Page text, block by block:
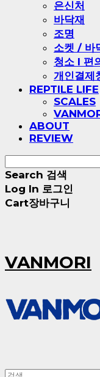
은신처
바닥재
조명
소켓 / 바
청소 l 편
개인결제
REPTILE LIFE
SCALES
ABOUT
REVIEW
Search 검색
Log In 로그인
Cart장바구니
VANMORI